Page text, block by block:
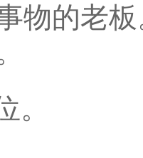
物的老
。